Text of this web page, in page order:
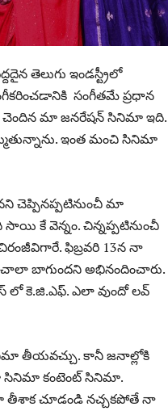
తెలుగు ఇండస్ట్రీలో
సంగీతమే ప్రధాన
చెందిన మా జనరేషన్ సినిమా ఇది.
ఇంత మంచి సినిమా
చెప్పినప్పటినుంచీ మా
కే వెన్నం. చిన్నప్పటినుంచీ
ఫిబ్రవరి 13న నా
బాగుందని అభినందించారు.
లో కె.జి.ఎఫ్. ఎలా వుందో లవ్
తీయవచ్చు. కానీ జనాల్లోకి
మా సినిమా కంటెంట్ సినిమా.
తీశాక చూడండి నచ్చకపోతే నా